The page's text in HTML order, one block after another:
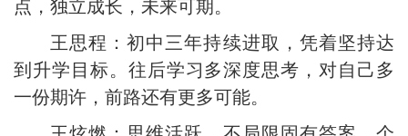
点，独立成长，未来可期。
王思程：初中三年持续进取，凭着坚持达
到升学目标。往后学习多深度思考，对自己多
一份期许，前路还有更多可能。